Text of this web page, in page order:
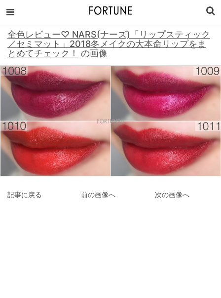
全色レビュー♡ NARS(ナーズ)「リップスティック
／セミマット」2018冬メイクの大本命リップをま
とめてチェック！
の画像
記事に戻る 前の画像へ 次の画像へ